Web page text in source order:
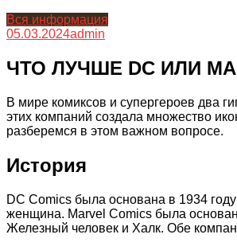
Вся информация
05.03.2024admin
ЧТО ЛУЧШЕ DC ИЛИ
В мире комиксов и супергероев два
этих компаний создала множество
разберемся в этом важном вопросе.
История
DC Comics была основана в 1934
женщина. Marvel Comics была
Железный человек и Халк. Обе